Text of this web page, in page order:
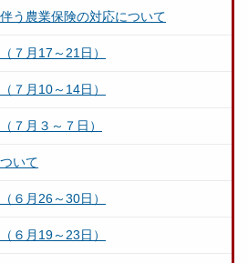
う農業保険の対応について
７月17～21日）
７月10～14日）
７月３～７日）
いて
６月26～30日）
６月19～23日）